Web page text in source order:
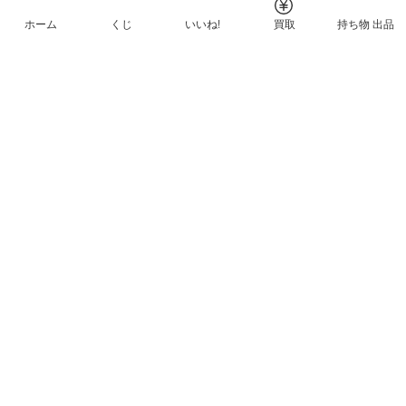
ホーム くじ いいね! 買取 持ち物 出品